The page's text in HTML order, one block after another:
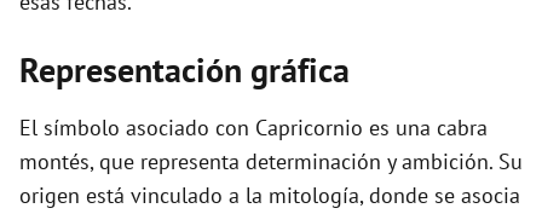
Representación gráfica
El símbolo asociado con Capricornio es una cabra
montés, que representa determinación y ambición. Su
origen está vinculado a la mitología, donde se asocia